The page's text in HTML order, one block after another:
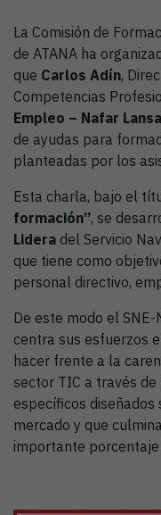
La Comisión de
de ATANA ha
que Carlos Adín,
Competencias
Empleo – Nafar
de ayudas para
planteadas por los
Esta charla, bajo el
formación”, se
Lidera del Servicio
que tiene como
personal directivo,
De este modo el SNE-
centra sus esfuerzos
hacer frente a la
sector TIC a través
específicos
mercado y que
importante